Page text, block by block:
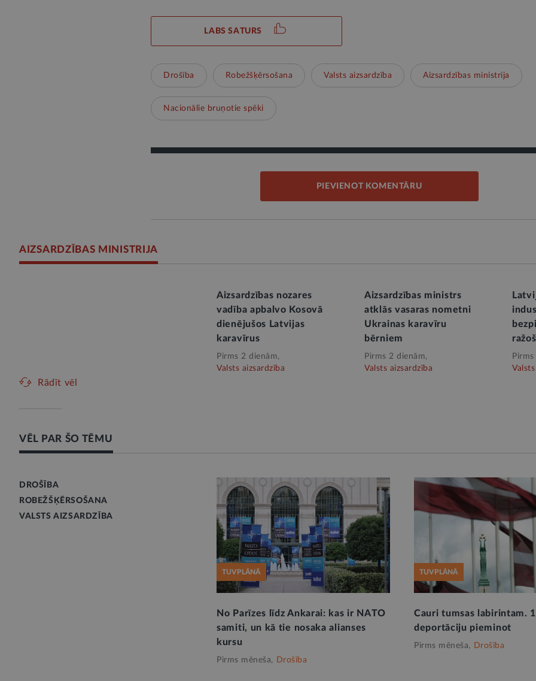
LABS SATURS
Drošība Robežšķērsošana Valsts aizsardzība Aizsardzības ministrija
Nacionālie bruņotie spēki
PIEVIENOT KOMENTĀRU
AIZSARDZĪBAS MINISTRIJA
Aizsardzības nozares
vadība apbalvo Kosovā
dienējušos Latvijas
karavīrus
Pirms 2 dienām,
Valsts aizsardzība
Aizsardzības ministrs
atklās vasaras nometni
Ukrainas karavīru
bērniem
Pirms 2 dienām,
Valsts aizsardzība
Rādīt vēl
VĒL PAR ŠO TĒMU
DROŠĪBA
ROBEŽŠĶĒRSOŠANA
VALSTS AIZSARDZĪBA
TUVPLĀNĀ
No Parīzes līdz Ankarai: kas ir NATO
samiti, un kā tie nosaka alianses
kursu
Pirms mēneša, Drošība
TUVPLĀNĀ
Cauri tumsas labirintam.
deportāciju pieminot
Pirms mēneša, Drošība